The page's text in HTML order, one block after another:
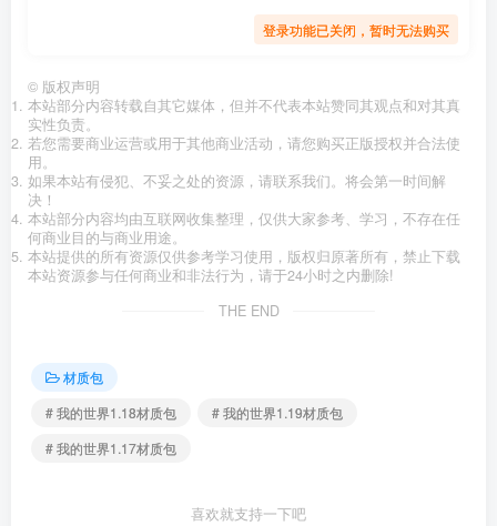
登录功能已关闭，暂时无法购买
© 版权声明
本站部分内容转载自其它媒体，但并不代表本站赞同其观点和对其真
实性负责。
若您需要商业运营或用于其他商业活动，请您购买正版授权并合法使
用。
如果本站有侵犯、不妥之处的资源，请联系我们。将会第一时间解
决！
本站部分内容均由互联网收集整理，仅供大家参考、学习，不存在任
何商业目的与商业用途。
本站提供的所有资源仅供参考学习使用，版权归原著所有，禁止下载
本站资源参与任何商业和非法行为，请于24小时之内删除!
THE END
材质包
# 我的世界1.18材质包
# 我的世界1.19材质包
# 我的世界1.17材质包
喜欢就支持一下吧